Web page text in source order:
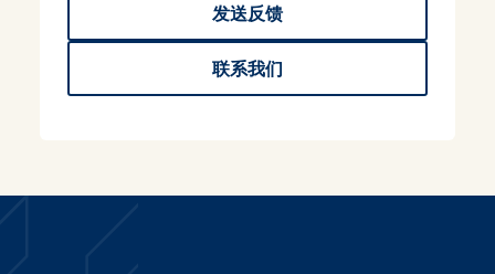
发送反馈
联系我们